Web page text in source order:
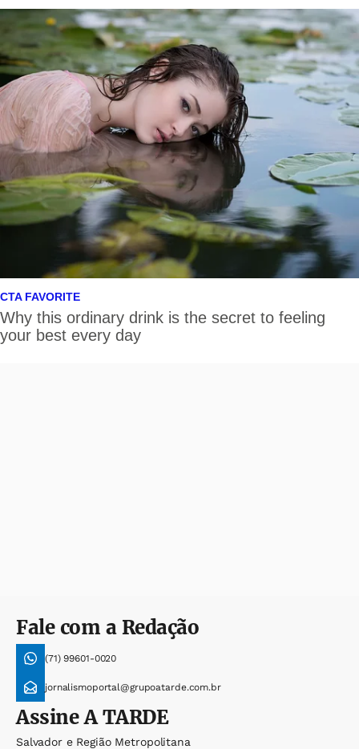
Fale com a Redação
(71) 99601-0020
jornalismoportal@grupoatarde.com.br
AssineA TARDE
Salvador e Região Metropolitana